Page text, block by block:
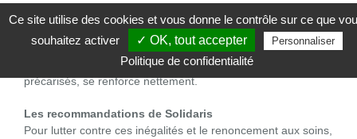
Enfin, les inégalités sociales continuent de se creuser dans
presque toutes les spécialités : la santé mentale touche 29 %
des groupes les plus défavorisés (GS7–8), et l’écart dans
l’accès aux médicaments prescrits, entre groupes aisés et
précarisés, se renforce nettement.
Les recommandations de Solidaris
Pour lutter contre ces inégalités et le renoncement aux soins,
Ce site utilise des cookies et vous donne le contrôle sur ce que
souhaitez activer
✓ OK, tout accepter Personnaliser
Politique de confidentialité